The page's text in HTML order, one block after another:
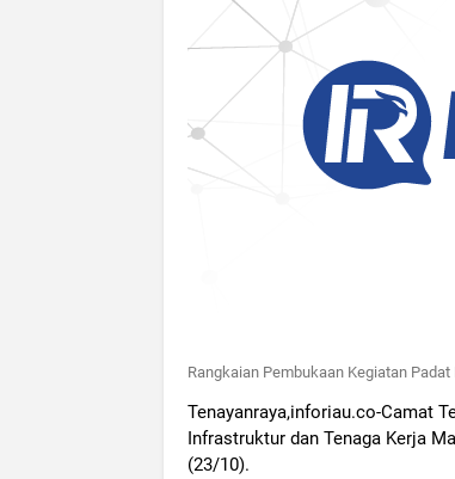
Rangkaian Pembukaan Kegiatan
Tenayanraya,inforiau.co-Camat
Infrastruktur dan Tenaga Kerja
(23/10).